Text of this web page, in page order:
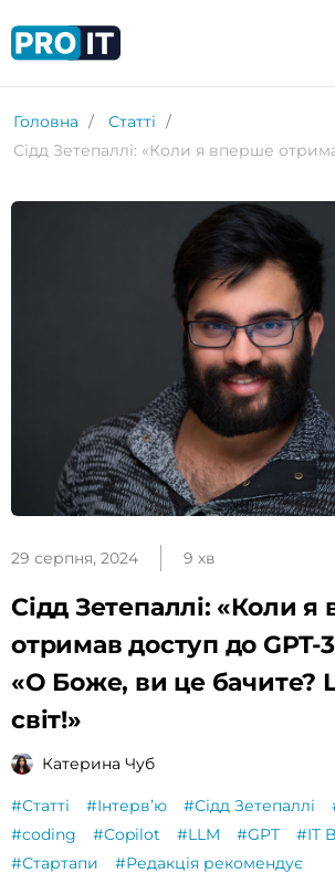
Головна
Статті
29 серпня, 2024 9 хв
Сідд Зетепаллі: «Коли
отримав доступ до GPT-
«О Боже, ви це бачите?
світ!»
Катерина Чуб
#Статті #Інтервʼю #Сідд Зетепаллі
#coding
#Copilot #LLM #GPT
#IT
#Стартапи
#Редакція рекомендує